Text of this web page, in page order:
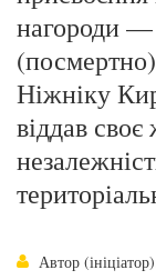
нагороди —
Ніжніку
віддав
Автор